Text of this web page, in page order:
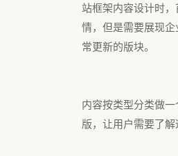
站框架内容设计时
情，但是需要展现
常更新的版块。
内容按类型分类做
版，让用户需要了解